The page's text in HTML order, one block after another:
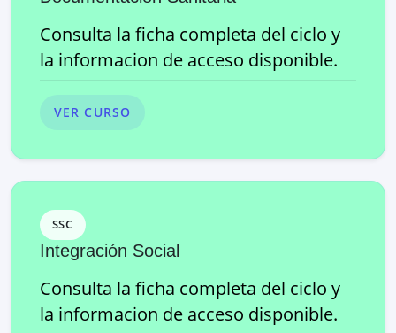
Consulta la ficha completa del ciclo y
la informacion de acceso disponible.
VER CURSO
SSC
Integración Social
Consulta la ficha completa del ciclo y
la informacion de acceso disponible.